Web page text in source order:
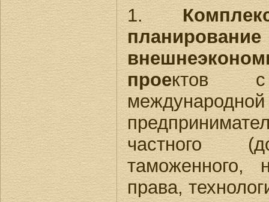
1.
планирование
проектов
частного
таможенного,
права,